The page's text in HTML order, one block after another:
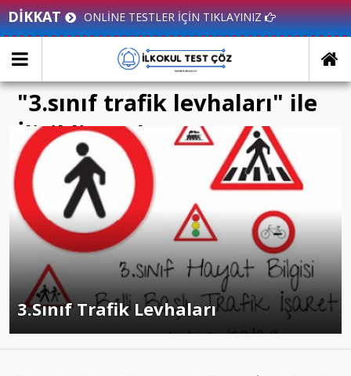
DİKKAT ONLİNE TESTLER İÇİN TIKLAYINIZ
"3.sınıf trafik levhaları" ile
İlişikli yazılar
3.Sınıf Trafik Levhaları